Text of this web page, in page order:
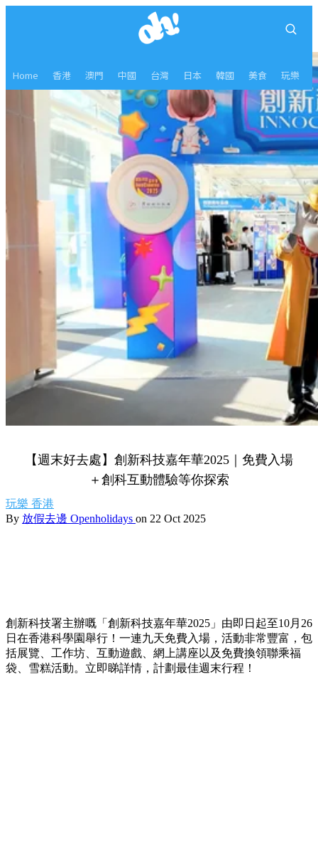
Home 香港 澳門 中國 台灣 日本 韓國 美食 玩樂
【週末好去處】創新科技嘉年華2025｜免費入場
＋創科互動體驗等你探索
玩樂 香港
By 放假去邊 Openholidays on 22 Oct 2025
創新科技署主辦嘅「創新科技嘉年華2025 」由即日起至10月 26
日在香港科學園舉行！一連九天免費入場，活動非常豐富，包
括展覽、工作坊、互動遊戲、網上講座以及免費換領聯乘福
袋、雪糕活動。立即睇詳情，計劃最佳週末行程！